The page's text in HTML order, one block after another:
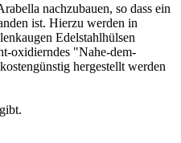
nachzubauen, so dass ein
ist. Hierzu werden in
Edelstahlhülsen
oxidierndes "Nahe-dem-
hergestellt werden